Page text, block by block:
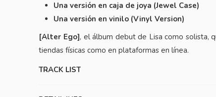
Una versión en caja de joya (Jewel Case)
Una versión en vinilo (Vinyl Version)
[Alter Ego], el álbum debut de Lisa como solista,
tiendas físicas como en plataformas en línea.
TRACK LIST